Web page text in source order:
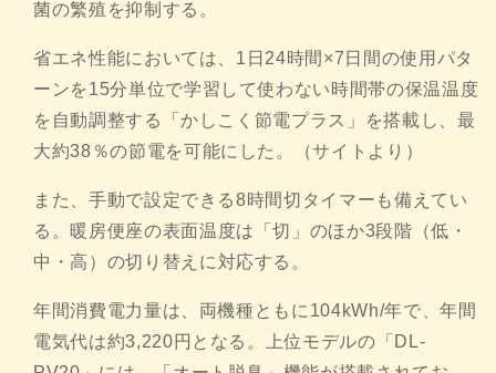
菌の繁殖を抑制する。
省エネ性能においては、1日24時間×7日間の使用パタ
ーンを15分単位で学習して使わない時間帯の保温温度
を自動調整する「かしこく節電プラス」を搭載し、 最
大約38％の節電を可能にした。（サイトより）
また、手動で設定できる8時間切タイマーも備えてい
る。 暖房便座の表面温度は「切」のほか3段階（低・
中・高） の切り替えに対応する。
年間消費電力量は、両機種ともに104kWh/年で、年間
電気代は約3,220円となる。上位モデルの「DL-